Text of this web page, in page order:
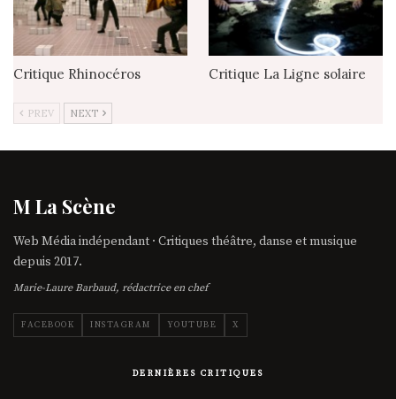
Critique Rhinocéros Critique La Ligne solaire
PREV NEXT
M La Scène
Web Média indépendant · Critiques théâtre, danse et musique
depuis 2017.
Marie-Laure Barbaud, rédactrice en chef
FACEBOOK INSTAGRAM YOUTUBE X
DERNIÈRES CRITIQUES